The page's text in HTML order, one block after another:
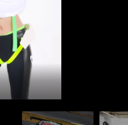
かささん、美桜さん、涼雅さん、
かささん、美桜さん、涼雅さん、
かささん、美桜さん、涼雅さん、
かささん、美桜さん、涼雅さん、
（GSR）のマシン
＞＞
＞＞
ver.